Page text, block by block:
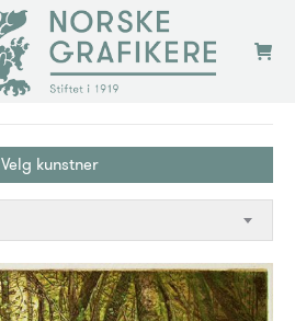
Velg kunstner